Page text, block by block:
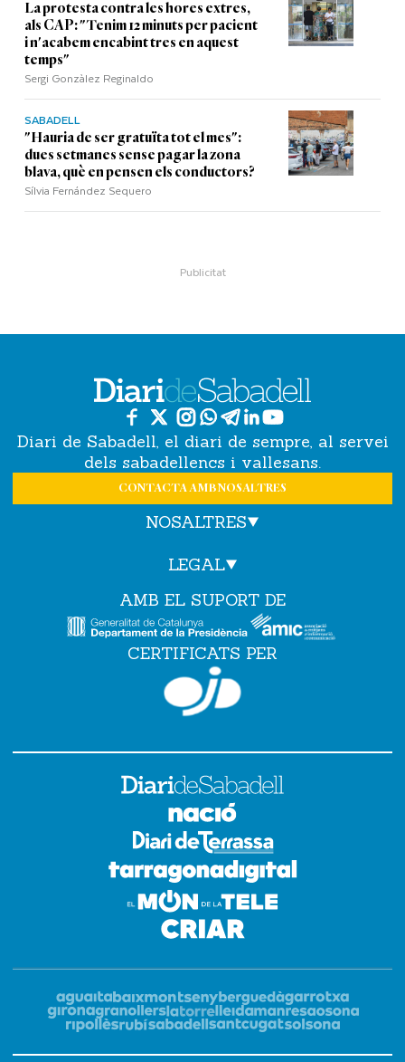
La protesta contra les hores extres,
als CAP: "Tenim 12 minuts per pacient
i n'acabem encabint tres en aquest
temps"
Sergi Gonzàlez Reginaldo
SABADELL
"Hauria de ser gratuïta tot el mes":
dues setmanes sense pagar la zona
blava, què en pensen els conductors?
Sílvia Fernández Sequero
Diari de Sabadell, el diari de sempre, al servei
dels sabadellencs i vallesans.
CONTACTA AMB NOSALTRES
NOSALTRES
LEGAL
AMB EL SUPORT DE
CERTIFICATS PER